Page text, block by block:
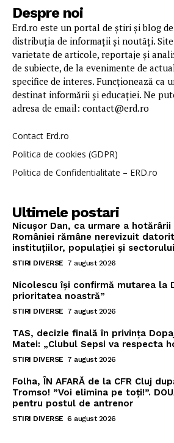
Despre noi
Erd.ro este un portal de știri și blog
distribuția de informații și noutăți.
varietate de articole, reportaje și
de subiecte, de la evenimente de
specifice de interes. Funcționează ca
destinat informării și educației. Ne
adresa de email: contact@erd.ro
Contact Erd.ro
Politica de cookies (GDPR)
Politica de Confidentialitate – ERD.ro
Ultimele postari
Nicușor Dan, ca urmare a hotărârii
României rămâne nerevizuit
instituțiilor, populației și
STIRI DIVERSE 7 august 2026
Nicolescu își confirmă mutarea la
prioritatea noastră”
STIRI DIVERSE 7 august 2026
TAS, decizie finală în privința
Matei: „Clubul Sepsi va respecta
STIRI DIVERSE 7 august 2026
Folha, ÎN AFARĂ de la CFR Cluj
Tromso! ”Voi elimina pe toți!”.
pentru postul de antrenor
STIRI DIVERSE 6 august 2026